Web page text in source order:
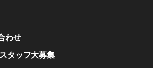
わせ
タッフ大募集